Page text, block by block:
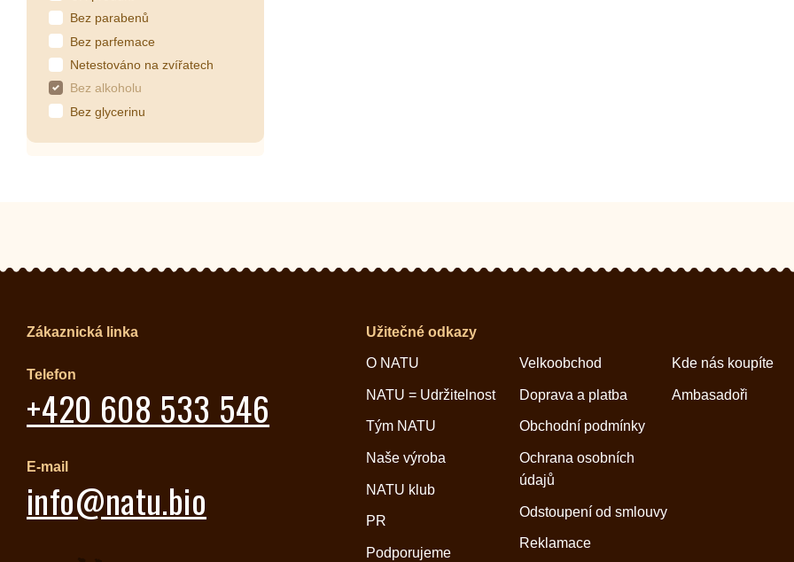
Bez parabenů
Bez parfemace
Netestováno na zvířatech
Bez alkoholu
Bez glycerinu
Zákaznická linka
Telefon
+420 608 533 546
E-mail
info@natu.bio
Užitečné odkazy
O NATU
NATU = Udržitelnost
Tým NATU
Naše výroba
NATU klub
PR
Podporujeme
Velkoobchod
Doprava a platba
Obchodní podmínky
Ochrana osobních
údajů
Odstoupení od smlouvy
Reklamace
Kde nás koupíte
Ambasadoři